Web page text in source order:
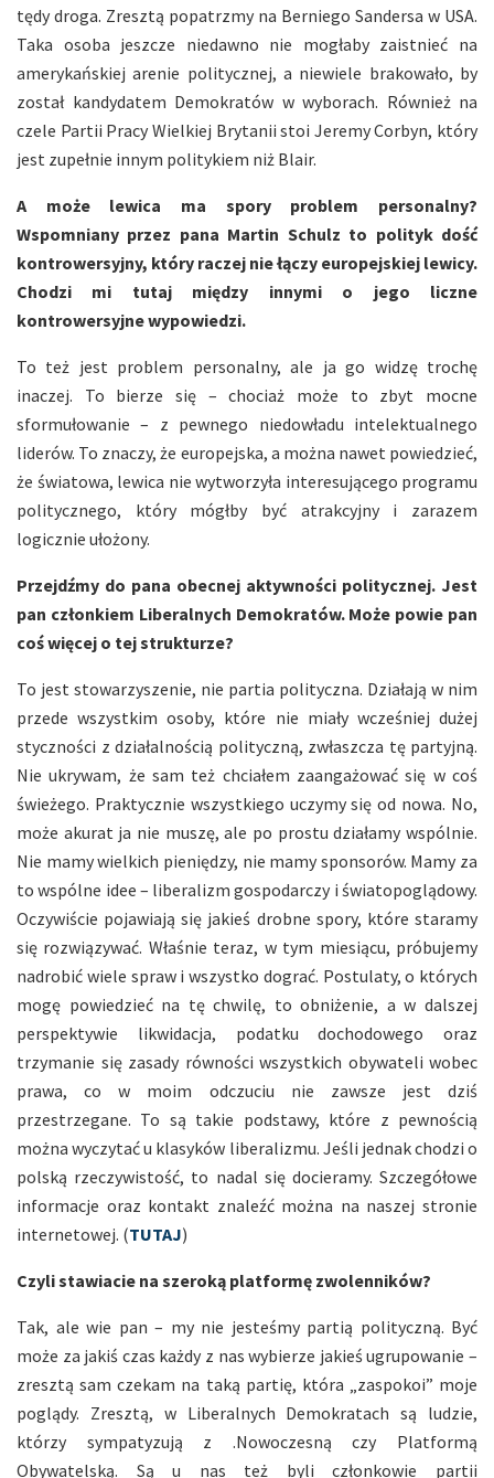
tędy droga. Zresztą popatrzmy na Berniego Sandersa w USA.
Taka osoba jeszcze niedawno nie mogłaby zaistnieć na
amerykańskiej arenie politycznej, a niewiele brakowało, by
został kandydatem Demokratów w wyborach. Również na
czele Partii Pracy Wielkiej Brytanii stoi Jeremy Corbyn, który
jest zupełnie innym politykiem niż Blair.
A może lewica ma spory problem personalny?
Wspomniany przez pana Martin Schulz to polityk dość
kontrowersyjny, który raczej nie łączy europejskiej lewicy.
Chodzi mi tutaj między innymi o jego liczne
kontrowersyjne wypowiedzi.
To też jest problem personalny, ale ja go widzę trochę
inaczej. To bierze się – chociaż może to zbyt mocne
sformułowanie – z pewnego niedowładu intelektualnego
liderów. To znaczy, że europejska, a można nawet powiedzieć,
że światowa, lewica nie wytworzyła interesującego programu
politycznego, który mógłby być atrakcyjny i zarazem
logicznie ułożony.
Przejdźmy do pana obecnej aktywności politycznej. Jest
pan członkiem Liberalnych Demokratów. Może powie pan
coś więcej o tej strukturze?
To jest stowarzyszenie, nie partia polityczna. Działają w nim
przede wszystkim osoby, które nie miały wcześniej dużej
styczności z działalnością polityczną, zwłaszcza tę partyjną.
Nie ukrywam, że sam też chciałem zaangażować się w coś
świeżego. Praktycznie wszystkiego uczymy się od nowa. No,
może akurat ja nie muszę, ale po prostu działamy wspólnie.
Nie mamy wielkich pieniędzy, nie mamy sponsorów. Mamy za
to wspólne idee – liberalizm gospodarczy i światopoglądowy.
Oczywiście pojawiają się jakieś drobne spory, które staramy
się rozwiązywać. Właśnie teraz, w tym miesiącu, próbujemy
nadrobić wiele spraw i wszystko dograć. Postulaty, o których
mogę powiedzieć na tę chwilę, to obniżenie, a w dalszej
perspektywie likwidacja, podatku dochodowego oraz
trzymanie się zasady równości wszystkich obywateli wobec
prawa, co w moim odczuciu nie zawsze jest dziś
przestrzegane. To są takie podstawy, które z pewnością
można wyczytać u klasyków liberalizmu. Jeśli jednak chodzi o
polską rzeczywistość, to nadal się docieramy. Szczegółowe
informacje oraz kontakt znaleźć można na naszej stronie
internetowej. (TUTAJ)
Czyli stawiacie na szeroką platformę zwolenników?
Tak, ale wie pan – my nie jesteśmy partią polityczną. Być
może za jakiś czas każdy z nas wybierze jakieś ugrupowanie –
zresztą sam czekam na taką partię, która „zaspokoi” moje
poglądy. Zresztą, w Liberalnych Demokratach są ludzie,
którzy sympatyzują z .Nowoczesną czy Platformą
Obywatelską. Są u nas też byli członkowie partii